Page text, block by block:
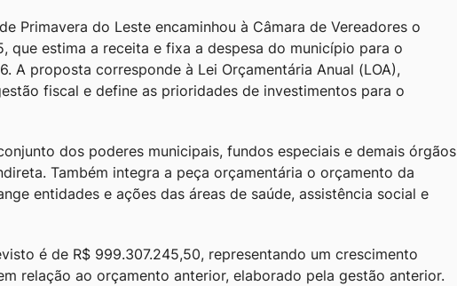
Primavera do Leste encaminhou à Câmara de Vereadores o
que estima a receita e fixa a despesa do município para o
A proposta corresponde à Lei Orçamentária Anual (LOA),
fiscal e define as prioridades de investimentos para o
dos poderes municipais, fundos especiais e demais órgãos
Também integra a peça orçamentária o orçamento da
entidades e ações das áreas de saúde, assistência social e
é de R$ 999.307.245,50, representando um crescimento
relação ao orçamento anterior, elaborado pela gestão anterior.